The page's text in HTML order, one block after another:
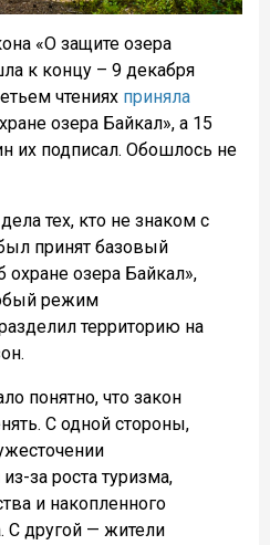
«О защите озера
к концу – 9 декабря
чтениях приняла
озера Байкал», а 15
их подписал. Обошлось не
тех, кто не знаком с
принят базовый
озера Байкал»,
режим
территорию на
понятно, что закон
С одной стороны,
за роста туризма,
и накопленного
С другой — жители